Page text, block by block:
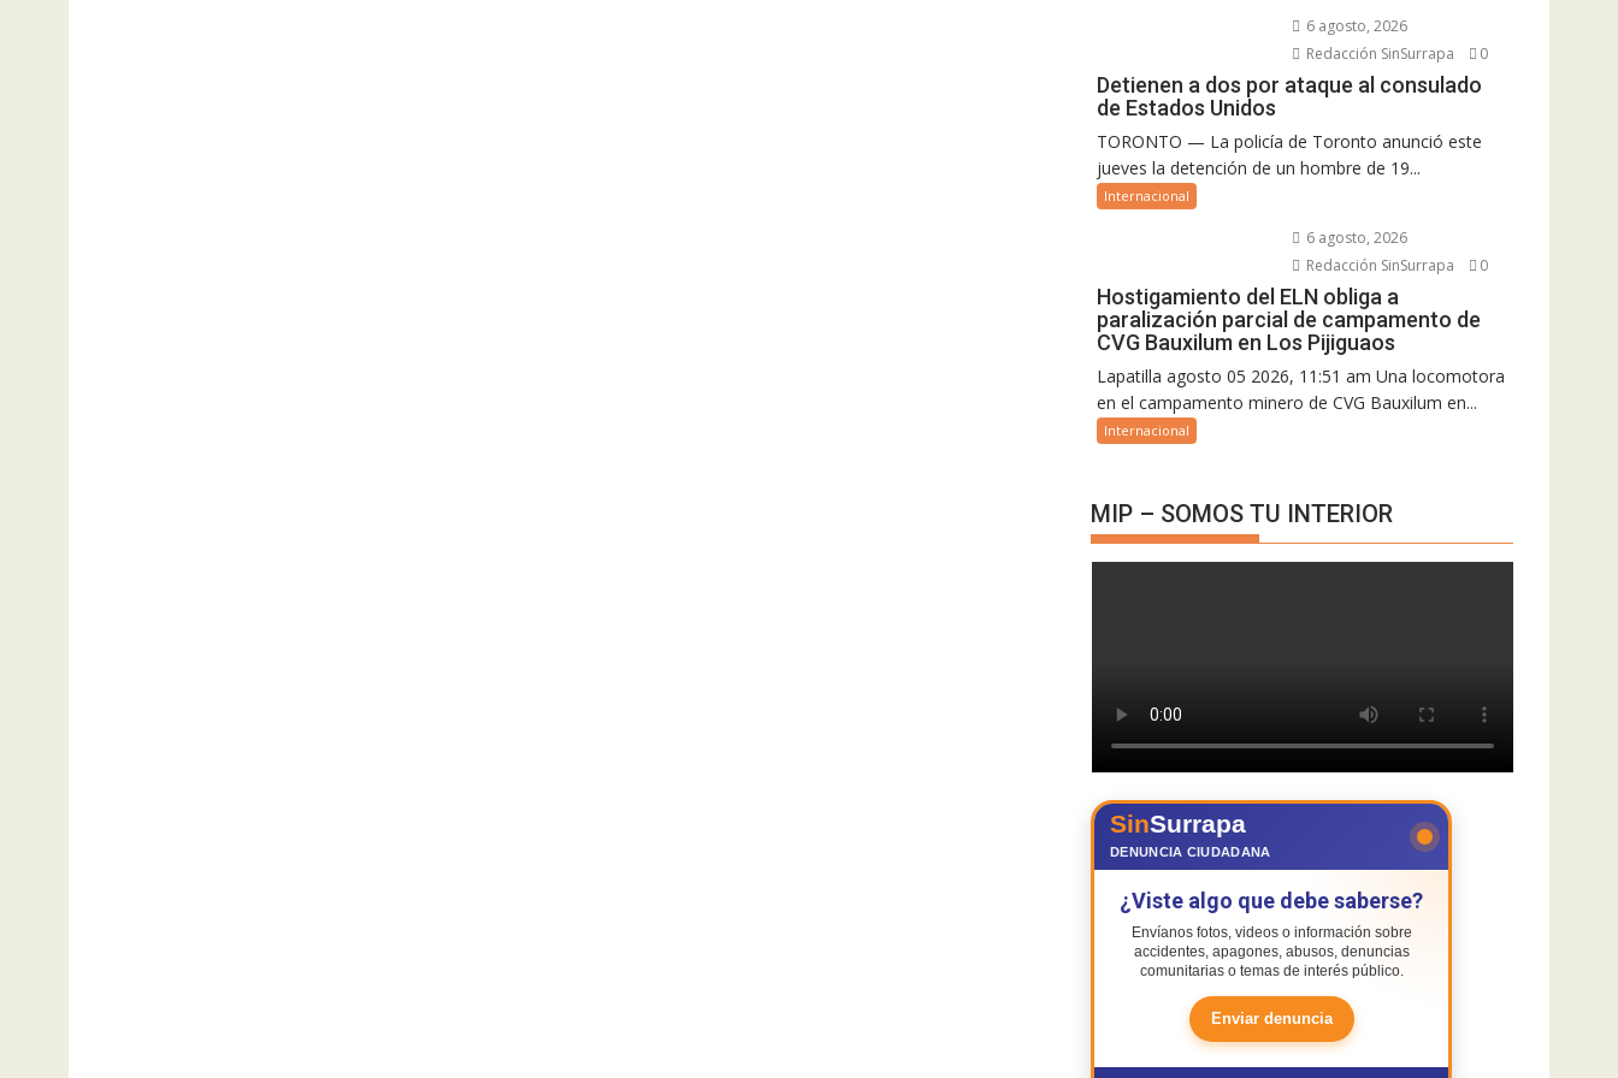
6 agosto, 2026
Redacción SinSurrapa
0
Detienen a dos por ataque al consulado
de Estados Unidos
TORONTO — La policía de Toronto anunció este
jueves la detención de un hombre de 19...
Internacional
6 agosto, 2026
Redacción SinSurrapa
0
Hostigamiento del ELN obliga a
paralización parcial de campamento de
CVG Bauxilum en Los Pijiguaos
Lapatilla agosto 05 2026, 11:51 am Una locomotora
en el campamento minero de CVG Bauxilum en...
Internacional
MIP – SOMOS TU INTERIOR
SinSurrapa
DENUNCIA CIUDADANA
¿Viste algo que debe saberse?
Envíanos fotos, videos o información sobre
accidentes, apagones, abusos, denuncias
comunitarias o temas de interés público.
Enviar denuncia